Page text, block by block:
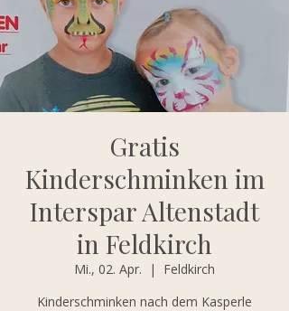
Gratis
Kinderschminken im
Interspar Altenstadt
in Feldkirch
Mi., 02. Apr.
  |
Feldkirch
Kinderschminken nach dem Kasperle